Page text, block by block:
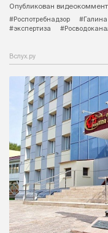
Опубликован
#Роспотребнадзор
#экспертиза
Вслух.ру